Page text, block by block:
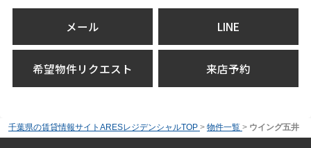
メール LINE
希望物件リクエスト 来店予約
千葉県の賃貸情報サイトARESレジデンシャルTOP > 物件一覧 > ウイング五井